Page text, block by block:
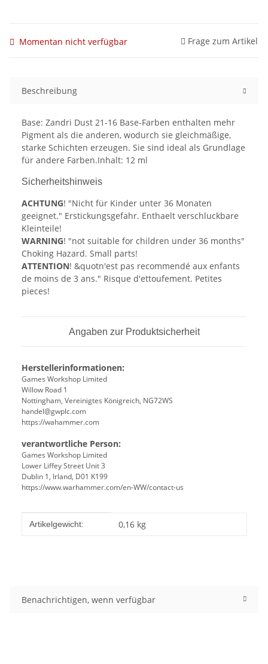
Momentan nicht verfügbar Frage zum Artikel
Beschreibung
Base: Zandri Dust 21-16 Base-Farben enthalten mehr
Pigment als die anderen, wodurch sie gleichmäßige,
starke Schichten erzeugen. Sie sind ideal als Grundlage
für andere Farben.Inhalt: 12 ml
Sicherheitshinweis
ACHTUNG! "Nicht für Kinder unter 36 Monaten
geeignet." Erstickungsgefahr. Enthaelt verschluckbare
Kleinteile!
WARNING! "not suitable for children under 36 months"
Choking Hazard. Small parts!
ATTENTION! &quotn'est pas recommendé aux enfants
de moins de 3 ans." Risque d'ettoufement. Petites
pieces!
Angaben zur Produktsicherheit
Herstellerinformationen:
Games Workshop Limited
Willow Road 1
Nottingham, Vereinigtes Königreich, NG72WS
handel@gwplc.com
https://wahammer.com
verantwortliche Person:
Games Workshop Limited
Lower Liffey Street Unit 3
Dublin 1, Irland, D01 K199
https://www.warhammer.com/en-WW/contact-us
Produkteigenschaft
Wert
Artikelgewicht: 0,16 kg
Benachrichtigen, wenn verfügbar